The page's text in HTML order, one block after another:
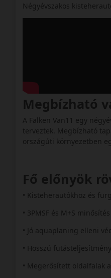
Négyévszakos
Megbízható
A Falken Van11 egy
terveztek. Megbízható
országúti környezetben
Fő előnyök
• Kisteherautókhoz és
• 3PMSF és M+S minősítés
• Jó aquaplaning elleni
• Hosszú futásteljesítmény
• Megerősített oldalfalak